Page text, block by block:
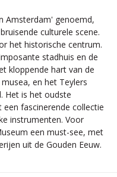
Amsterdam' genoemd,
culturele scene.
het historische centrum.
stadhuis en de
kloppende hart van de
en het Teylers
Het is het oudste
fascinerende collectie
instrumenten. Voor
een must-see, met
uit de Gouden Eeuw.